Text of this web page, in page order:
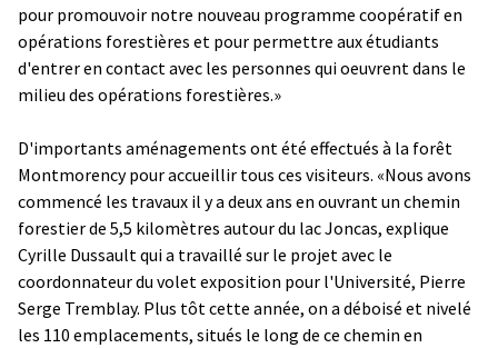
pour promouvoir notre nouveau programme coopératif en
opérations forestières et pour permettre aux étudiants
d'entrer en contact avec les personnes qui oeuvrent dans le
milieu des opérations forestières.»
D'importants aménagements ont été effectués à la forêt
Montmorency pour accueillir tous ces visiteurs. «Nous avons
commencé les travaux il y a deux ans en ouvrant un chemin
forestier de 5,5 kilomètres autour du lac Joncas, explique
Cyrille Dussault qui a travaillé sur le projet avec le
coordonnateur du volet exposition pour l'Université, Pierre
Serge Tremblay. Plus tôt cette année, on a déboisé et nivelé
les 110 emplacements, situés le long de ce chemin en